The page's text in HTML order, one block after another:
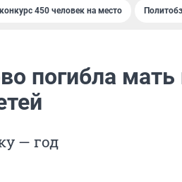
450 человек на место
погибла мать
— год